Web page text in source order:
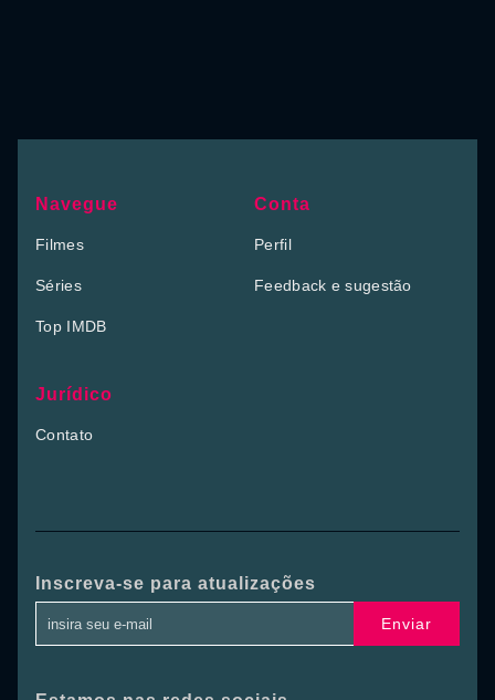
Navegue
Filmes
Séries
Top IMDB
Conta
Perfil
Feedback e sugestão
Jurídico
Contato
Inscreva-se para atualizações
Enviar